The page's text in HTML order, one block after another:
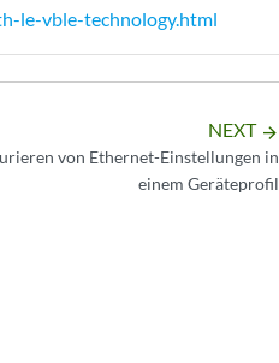
le-vble-technology.html
NEXT arrow_forward
von Ethernet-Einstellungen in
einem Geräteprofil